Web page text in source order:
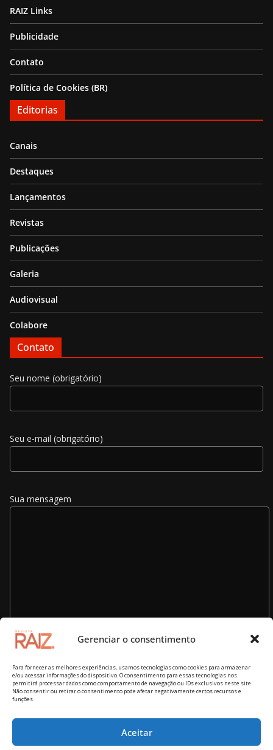
Gerenciar o consentimento
Para fornecer as melhores experiências, usamos tecnologias como cookies para armazenar
e/ou acessar informações do dispositivo. O consentimento para essas tecnologias nos
permitirá processar dados como comportamento de navegação ou IDs exclusivos neste site.
Não consentir ou retirar o consentimento pode afetar negativamente certos recursos e
funções.
Aceitar
RAIZ Links
Publicidade
Contato
Política de Cookies (BR)
Editorias
Canais
Destaques
Lançamentos
Revistas
Publicações
Galeria
Audiovisual
Colabore
Contato
Seu nome (obrigatório)
Seu e-mail (obrigatório)
Sua mensagem